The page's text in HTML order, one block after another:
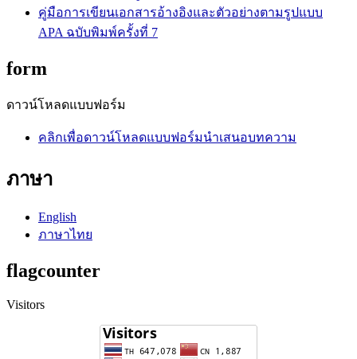
คู่มือการเขียนเอกสารอ้างอิงและตัวอย่างตามรูปแบบ
APA ฉบับพิมพ์ครั้งที่ 7
form
ดาวน์โหลดแบบฟอร์ม
คลิกเพื่อดาวน์โหลดแบบฟอร์มนำเสนอบทความ
ภาษา
English
ภาษาไทย
flagcounter
Visitors